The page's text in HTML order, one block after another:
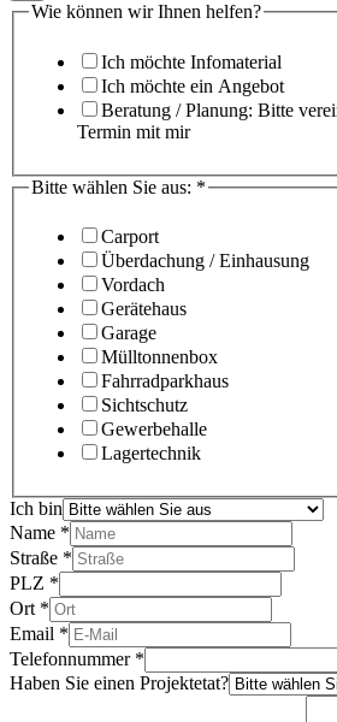
Wie können wir Ihnen helfen?
Ich möchte Infomaterial
Ich möchte ein Angebot
Beratung / Planung: Bitte
Termin mit mir
Bitte wählen Sie aus: *
Carport
Überdachung / Einhausung
Vordach
Gerätehaus
Garage
Mülltonnenbox
Fahrradparkhaus
Sichtschutz
Gewerbehalle
Lagertechnik
Ich bin
Name *
Straße *
PLZ *
Ort *
Email *
Telefonnummer *
Haben Sie einen Projektetat?